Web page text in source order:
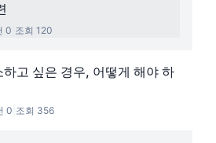
0 조회 120
고 싶은 경우, 어떻게 해야 하
0 조회 356